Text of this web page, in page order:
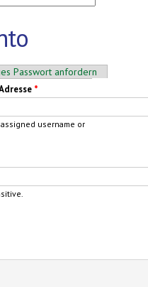
Passwort anfordern
*
username or